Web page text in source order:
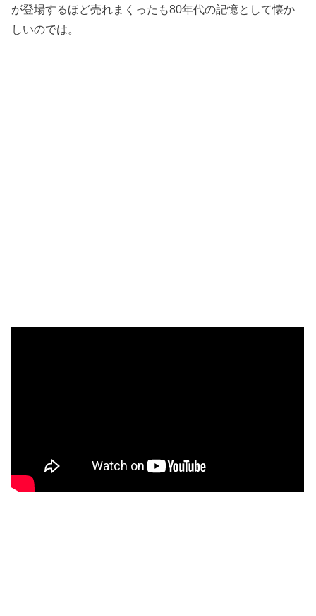
が登場するほど売れまくったも80年代の記憶として懐か
しいのでは。